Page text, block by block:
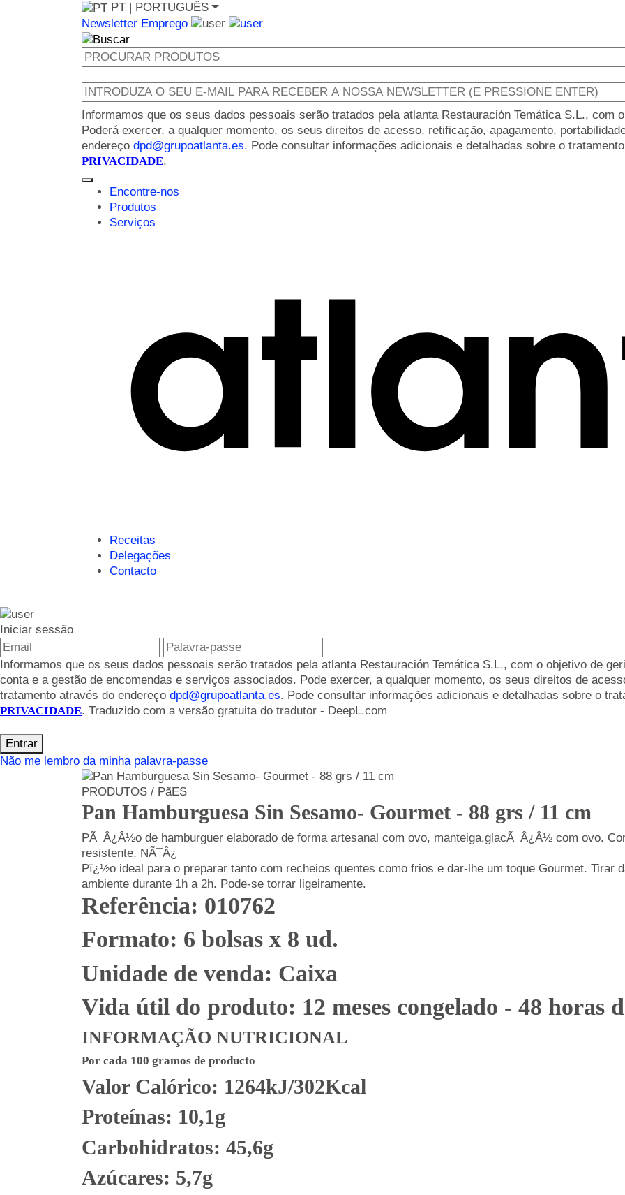
PT | PORTUGUÊS
Newsletter Emprego
Informamos que os seus dados pessoais serão tratados pela atlanta Restauración Temática S.L., com
Poderá exercer, a qualquer momento, os seus direitos de acesso, retificação, apagamento,
endereço dpd@grupoatlanta.es. Pode consultar informações adicionais e detalhadas sobre o
PRIVACIDADE.
Encontre-nos
Produtos
Serviços
Receitas
Delegações
Contacto
Iniciar sessão
Informamos que os seus dados pessoais serão tratados pela atlanta Restauración Temática S.L., com o objetivo de
conta e a gestão de encomendas e serviços associados. Pode exercer, a qualquer momento, os seus direitos de
tratamento através do endereço dpd@grupoatlanta.es. Pode consultar informações adicionais e detalhadas sobre o
PRIVACIDADE. Traduzido com a versão gratuita do tradutor - DeepL.com
Entrar
Não me lembro da minha palavra-passe
PRODUTOS / PãES
Pan Hamburguesa Sin Sesamo- Gourmet - 88 grs / 11 cm
PÃ¯Â¿Â½o de hamburguer elaborado de forma artesanal com ovo, manteiga,glacÃ¯Â¿Â½ com ovo.
resistente. NÃ¯Â¿
Pï¿½o ideal para o preparar tanto com recheios quentes como frios e dar-lhe um toque Gourmet. Tirar
ambiente durante 1h a 2h. Pode-se torrar ligeiramente.
Referência: 010762
Formato: 6 bolsas x 8 ud.
Unidade de venda: Caixa
Vida útil do produto: 12 meses congelado - 48 horas
INFORMAÇÃO NUTRICIONAL
Por cada 100 gramos de producto
Valor Calórico: 1264kJ/302Kcal
Proteínas: 10,1g
Carbohidratos: 45,6g
Azúcares: 5,7g